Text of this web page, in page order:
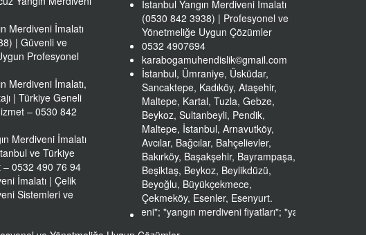
Merdiveni İmalatı
| Güvenli ve
Profesyonel
Merdiveni İmalatı,
| Türkiye Geneli
– 0530 842
Merdiveni İmalatı
ve Türkiye
– 0532 490 76 94
İmalatı | Çelik
Sistemleri ve
İstanbul Yangın Merdiveni İmalatı
(0530 842 3938) | Profesyonel ve
Yönetmeliğe Uygun Çözümler
0532 4907694
karabogamuhendislik©gmail.com
İstanbul, Ümraniye, Üsküdar,
Sancaktepe, Kadıköy, Ataşehir,
Maltepe, Kartal, Tuzla, Gebze,
Beykoz, Sultanbeyli, Pendik,
Maltepe, İstanbul, Arnavutköy,
Avcılar, Bağcılar, Bahçelievler,
Bakırköy, Başakşehir, Bayrampaşa,
Beşiktaş, Beykoz, Beylikdüzü,
Beyoğlu, Büyükçekmece,
Çekmeköy, Esenler, Esenyurt.
yangın merdiveni "; "yangın merdiveni fiyatları"; "yangın merdiveni